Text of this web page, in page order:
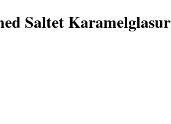
Saltet Karamelglasur